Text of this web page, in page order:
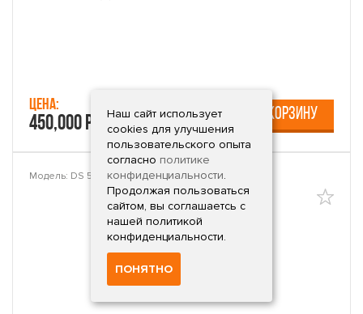
Цена:
450,000 руб. В КОРЗИНУ
Модель: DS 5-25x52 P
Наш сайт использует
cookies для улучшения
пользовательского опыта
согласно политике
конфиденциальности.
Продолжая пользоваться
сайтом, вы соглашаетсь с
нашей политикой
конфиденциальности.
ПОНЯТНО